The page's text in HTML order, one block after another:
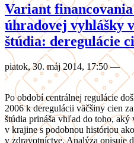
Variant
úhradovej vyhlášky
štúdia: deregulácie
piatok, 30. máj 2014, 17:50 —
Po období centrálnej regulácie
2006 k deregulácii väčšiny cien
štúdia prináša vhľad do toho,
v krajine s podobnou históriou
v zdravotníctve. Analýza opisuje